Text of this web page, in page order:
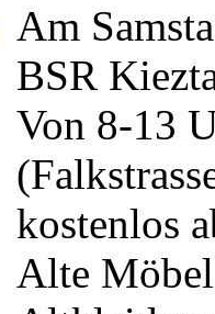
Am
BSR
Von 8-13
kostenlos
Alte